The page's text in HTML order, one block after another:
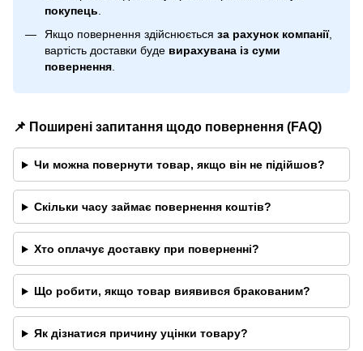
покупець.
Якщо повернення здійснюється за рахунок компанії,
вартість доставки буде вирахувана із суми
повернення
📌 Поширені запитання щодо повернення (FAQ)
Чи можна повернути товар, якщо він не підійшов?
Скільки часу займає повернення коштів?
Хто оплачує доставку при поверненні?
Що робити, якщо товар виявився бракованим?
Як дізнатися причину уцінки товару?